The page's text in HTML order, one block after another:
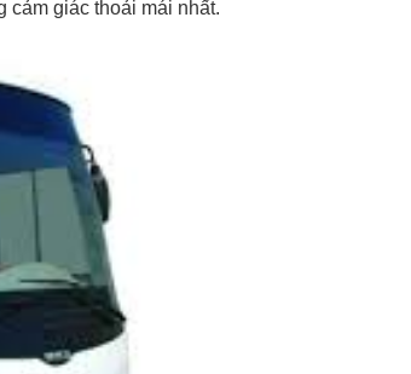
cảm giác thoải mái nhất.